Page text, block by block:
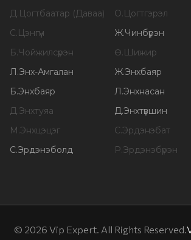
Д.Цогтбаатар (Даваа) О.Цогтгэрэл
С.Цэнгүүн Ж.Чинбүрэн
Б.Чойжилсүрэн Ө.Шижир
Л.Энх-Амгалан Ж.Энхбаяр
Б.Энхбаяр Л.Энхнасан
Д.Энхтуяа Д.Энхтүвшин
М.Энхцэцэг С.Эрдэнэбат
С.Эрдэнэболд Р.Эрдэнэбүрэн
© 2026 Vip Expert. All Rights Reserved.